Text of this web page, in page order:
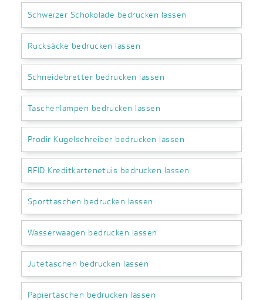
Schweizer Schokolade bedrucken lassen
Rucksäcke bedrucken lassen
Schneidebretter bedrucken lassen
Taschenlampen bedrucken lassen
Prodir Kugelschreiber bedrucken lassen
RFID Kreditkartenetuis bedrucken lassen
Sporttaschen bedrucken lassen
Wasserwaagen bedrucken lassen
Jutetaschen bedrucken lassen
Papiertaschen bedrucken lassen